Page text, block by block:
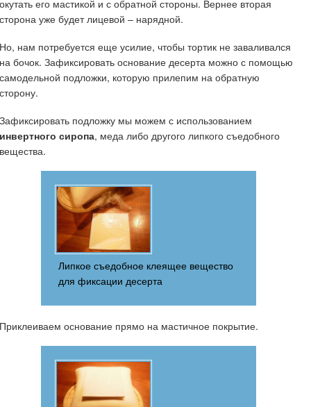
окутать его мастикой и с обратной стороны. Вернее вторая
сторона уже будет лицевой – нарядной.
Но, нам потребуется еще усилие, чтобы тортик не заваливался
на бочок. Зафиксировать основание десерта можно с помощью
самодельной подложки, которую прилепим на обратную
сторону.
Зафиксировать подложку мы можем с использованием
инвертного сиропа, меда либо другого липкого съедобного
вещества.
Липкое съедобное клеящее вещество
для фиксации десерта
Приклеиваем основание прямо на мастичное покрытие.